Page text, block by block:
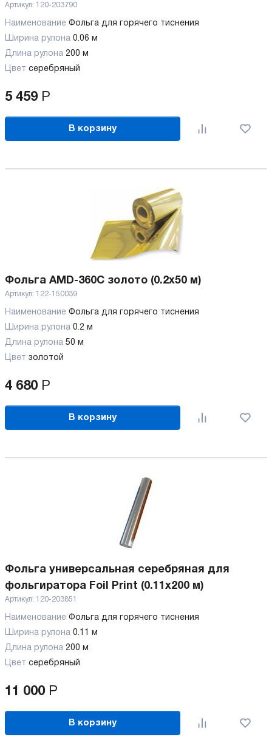
Артикул: 120-203790
Наименование Фольга для горячего тиснения
Ширина рулона 0.06 м
Длина рулона 200 м
Цвет серебряный
5 459 Р
В корзину
Фольга AMD-360C золото (0.2x50 м)
Артикул: 122-150039
Наименование Фольга для горячего тиснения
Ширина рулона 0.2 м
Длина рулона 50 м
Цвет золотой
4 680 Р
В корзину
Фольга универсальная серебряная для
фольгиратора Foil Print (0.11x200 м)
Артикул: 120-203851
Наименование Фольга для горячего тиснения
Ширина рулона 0.11 м
Длина рулона 200 м
Цвет серебряный
11 000 Р
В корзину